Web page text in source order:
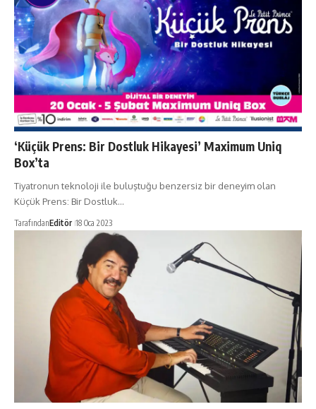
‘Küçük Prens: Bir Dostluk Hikayesi’ Maximum Uniq
Box’ta
Tiyatronun teknoloji ile buluştuğu benzersiz bir deneyim olan
Küçük Prens: Bir Dostluk…
TarafındanEditör 18 Oca 2023